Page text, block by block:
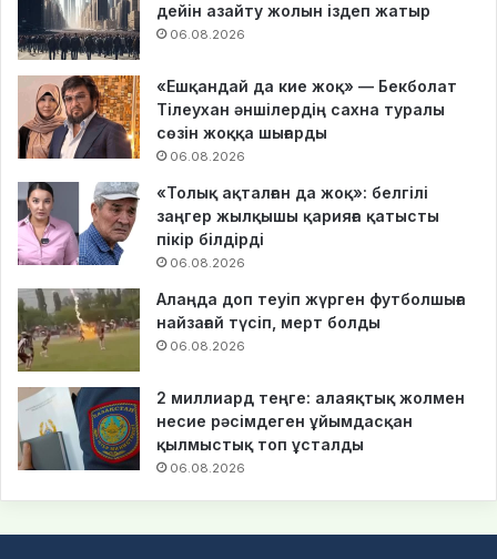
дейін азайту жолын іздеп жатыр
06.08.2026
«Ешқандай да кие жоқ» — Бекболат
Тілеухан әншілердің сахна туралы
сөзін жоққа шығарды
06.08.2026
«Толық ақталған да жоқ»: белгілі
заңгер жылқышы қарияға қатысты
пікір білдірді
06.08.2026
Алаңда доп теуіп жүрген футболшыға
найзағай түсіп, мерт болды
06.08.2026
2 миллиард теңге: алаяқтық жолмен
несие рәсімдеген ұйымдасқан
қылмыстық топ ұсталды
06.08.2026